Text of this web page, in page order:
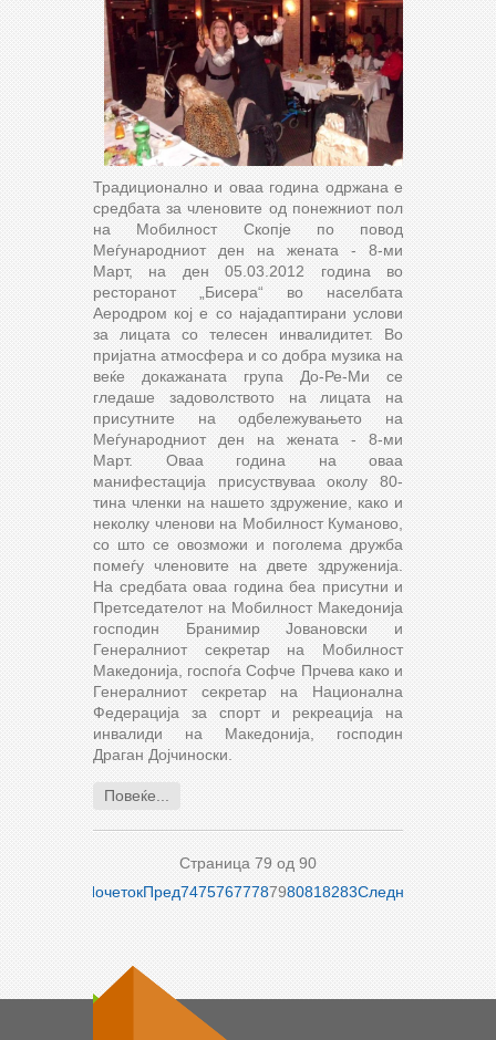
Традиционално и оваа година одржана е
средбата за членовите од понежниот пол
на Мобилност Скопје по повод
Меѓународниот ден на жената - 8-ми
Март, на ден 05.03.2012 година во
ресторанот „Бисера“ во населбата
Аеродром кој е со најадаптирани услови
за лицата со телесен инвалидитет. Во
пријатна атмосфера и со добра музика на
веќе докажаната група До-Ре-Ми се
гледаше задоволството на лицата на
присутните на одбележувањето на
Меѓународниот ден на жената - 8-ми
Март. Оваа година на оваа
манифестација присуствуваа околу 80-
тина членки на нашето здружение, како и
неколку членови на Мобилност Куманово,
со што се овозможи и поголема дружба
помеѓу членовите на двете здруженија.
На средбата оваа година беа присутни и
Претседателот на Мобилност Македонија
господин Бранимир Јовановски и
Генералниот секретар на Мобилност
Македонија, госпоѓа Софче Прчева како и
Генералниот секретар на Национална
Федерација за спорт и рекреација на
инвалиди на Македонија, господин
Драган Дојчиноски.
Повеќе...
Страница 79 од 90
ПочетокПред74757677787980818283Следно